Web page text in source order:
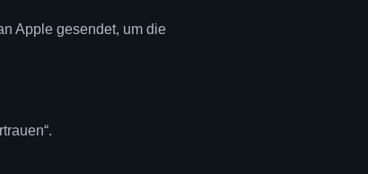
Apple gesendet, um die